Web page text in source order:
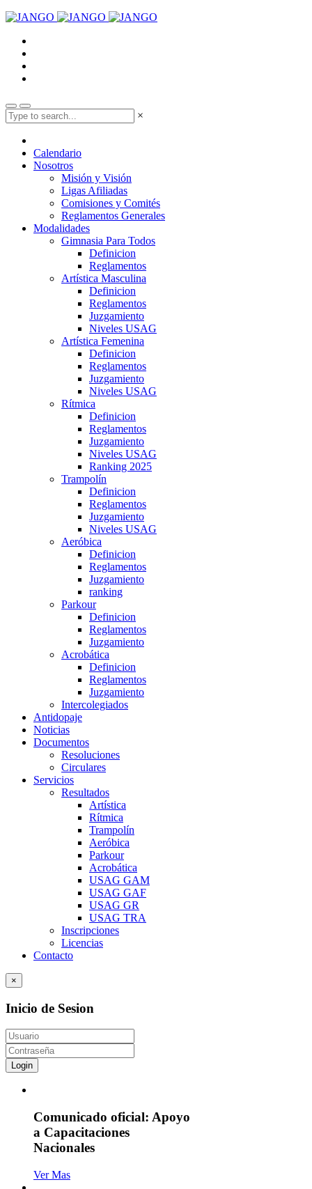
×
Calendario
Nosotros
Misión y Visión
Ligas Afiliadas
Comisiones y Comités
Reglamentos Generales
Modalidades
Gimnasia Para Todos
Definicion
Reglamentos
Artística Masculina
Definicion
Reglamentos
Juzgamiento
Niveles USAG
Artística Femenina
Definicion
Reglamentos
Juzgamiento
Niveles USAG
Rítmica
Definicion
Reglamentos
Juzgamiento
Niveles USAG
Ranking 2025
Trampolín
Definicion
Reglamentos
Juzgamiento
Niveles USAG
Aeróbica
Definicion
Reglamentos
Juzgamiento
ranking
Parkour
Definicion
Reglamentos
Juzgamiento
Acrobática
Definicion
Reglamentos
Juzgamiento
Intercolegiados
Antidopaje
Noticias
Documentos
Resoluciones
Circulares
Servicios
Resultados
Artística
Rítmica
Trampolín
Aeróbica
Parkour
Acrobática
USAG GAM
USAG GAF
USAG GR
USAG TRA
Inscripciones
Licencias
Contacto
×
Inicio de Sesion
Login
Comunicado oficial: Apoyo
a Capacitaciones
Nacionales
Ver Mas